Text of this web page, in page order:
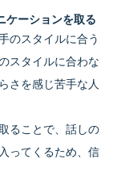
ケーションを取る
のスタイルに合う
スタイルに合わな
さを感じ苦手な人
ることで、話しの
ってくるため、信